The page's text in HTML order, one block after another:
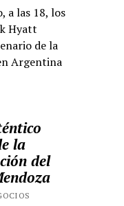
a las 18, los
Hyatt
de la
Argentina
la
del